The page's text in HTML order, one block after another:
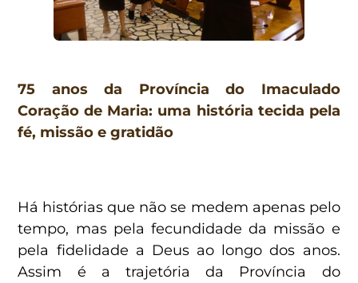
75 anos da Província do Imaculado
Coração de Maria: uma história tecida pela
fé, missão e gratidão
Há histórias que não se medem apenas pelo
tempo, mas pela fecundidade da missão e
pela fidelidade a Deus ao longo dos anos.
Assim é a trajetória da Província do